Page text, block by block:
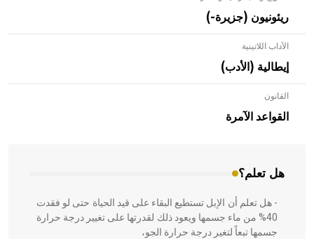
ريئونيون (جزيرة-)
الآداب اللاتينية
إيطالية (الأدب)
القانون
القواعد الآمرة
هل تعلم؟
- هل تعلم أن الأبلق نوع من الفنون الهندسية التي ارتبطت
بالعمارة الإسلامية في بلاد الشام ومصر خاصة، حيث يحرص
المعمار على بناء مداميكه وخاصة في الواجهات
- هل تعلم أن الإبل تستطيع البقاء على قيد الحياة حتى لو فقدت
40% من ماء جسمها ويعود ذلك لقدرتها على تغيير درجة حرارة
جسمها تبعاً لتغير درجة حرارة الجو،